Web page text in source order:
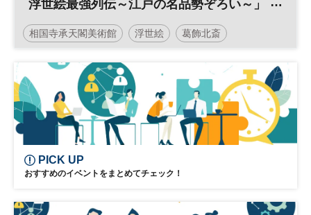
浮世絵最強列伝～江戸の名品勢ぞろい～」
展
相国寺承天閣美術館 浮世絵 葛飾北斎
PICK UP
おすすめのイベントをまとめてチェック！